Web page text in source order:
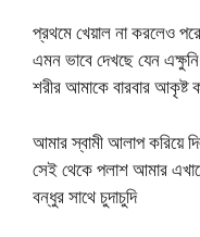
প্রথমে খেয়াল না করলেও
এমন ভাবে দেখছে যেন
শরীর আমাকে বারবার আকৃষ্ট
আমার স্বামী আলাপ করিয়ে
সেই থেকে পলাশ আমার
বন্ধুর সাথে চুদাচুদি